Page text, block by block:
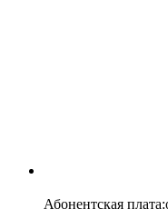
Абонентская плата: